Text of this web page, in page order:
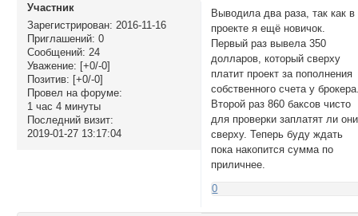
Участник
Зарегистрирован: 2016-11-16
Приглашений: 0
Сообщений: 24
Уважение: [+0/-0]
Позитив: [+0/-0]
Провел на форуме:
1 час 4 минуты
Последний визит:
2019-01-27 13:17:04
Выводила два раза, так как в
проекте я ещё новичок.
Первый раз вывела 350
долларов, который сверху
платит проект за пополнения
собственного счета у
Второй раз 860 баксов чисто
для проверки заплатят ли они
сверху. Теперь буду ждать
пока накопится сумма по
приличнее.
0